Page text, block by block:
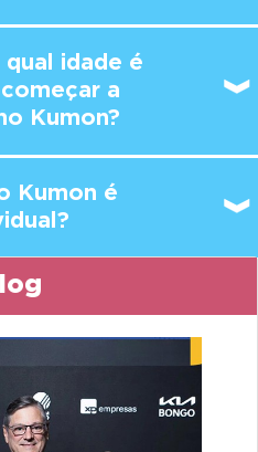
idade é
começar a
Kumon?
Kumon é